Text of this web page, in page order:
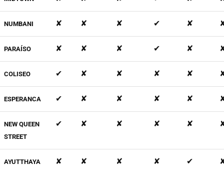
NUMBANI ✘ ✘ ✘ ✔ ✘
PARAÍSO ✘ ✘ ✘ ✔ ✘
COLISEO ✔ ✘ ✘ ✘ ✘
ESPERANCA ✔ ✘ ✘ ✘ ✘
NEW QUEEN
STREET
✔ ✘ ✘ ✘ ✘
AYUTTHAYA ✘ ✘ ✘ ✘ ✔